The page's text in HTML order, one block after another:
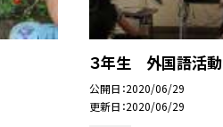
３年生 外国語活動
公開日 2020/06/29
更新日 2020/06/29